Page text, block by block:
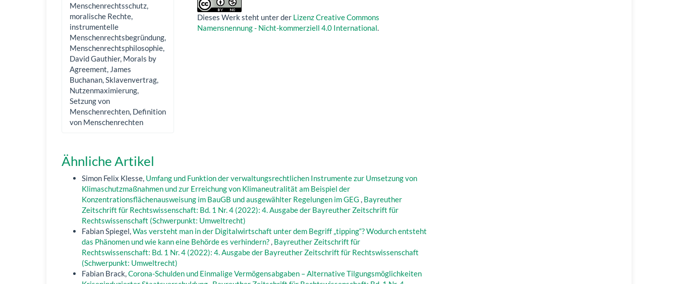
Menschenrechtsschutz,
moralische Rechte,
instrumentelle
Menschenrechtsbegründung,
Menschenrechtsphilosophie,
David Gauthier, Morals by
Agreement, James
Buchanan, Sklavenvertrag,
Nutzenmaximierung,
Setzung von
Menschenrechten, Definition
von Menschenrechten
Dieses Werk steht unter der Lizenz Creative Commons
Namensnennung - Nicht-kommerziell 4.0 International.
Ähnliche Artikel
Simon Felix Klesse, Umfang und Funktion der verwaltungsrechtlichen Instrumente zur Umsetzung von
Klimaschutzmaßnahmen und zur Erreichung von Klimaneutralität am Beispiel der
Konzentrationsflächenausweisung im BauGB und ausgewählter Regelungen im GEG , Bayreuther
Zeitschrift für Rechtswissenschaft: Bd. 1 Nr. 4 (2022): 4. Ausgabe der Bayreuther Zeitschrift für
Rechtswissenschaft (Schwerpunkt: Umweltrecht)
Fabian Spiegel,Was versteht man in der Digitalwirtschaft unter dem Begriff „tipping“? Wodurch entsteht
das Phänomen und wie kann eine Behörde es verhindern?, Bayreuther Zeitschrift für
Rechtswissenschaft: Bd. 1 Nr. 4 (2022): 4. Ausgabe der Bayreuther Zeitschrift für Rechtswissenschaft
(Schwerpunkt: Umweltrecht)
Fabian Brack,Corona-Schulden und Einmalige Vermögensabgaben – Alternative Tilgungsmöglichkeiten